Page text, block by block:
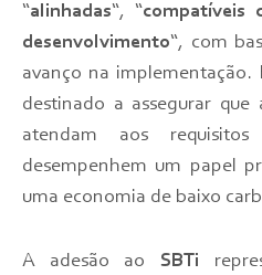
“alinhadas“, “compatíveis
desenvolvimento“, com
avanço na implementação.
destinado a assegurar que
atendam aos
desempenhem um papel
uma economia de baixo
A adesão ao SBTi